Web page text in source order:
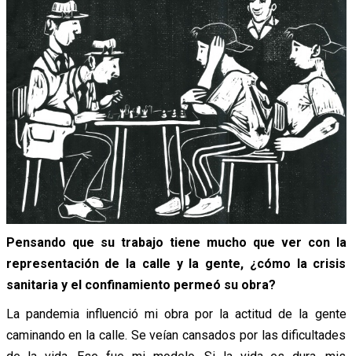
Pensando que su trabajo tiene mucho que ver con la
representación de la calle y la gente, ¿cómo la crisis
sanitaria y el confinamiento permeó su obra?
La pandemia influenció mi obra por la actitud de la gente
caminando en la calle. Se veían cansados por las dificultades